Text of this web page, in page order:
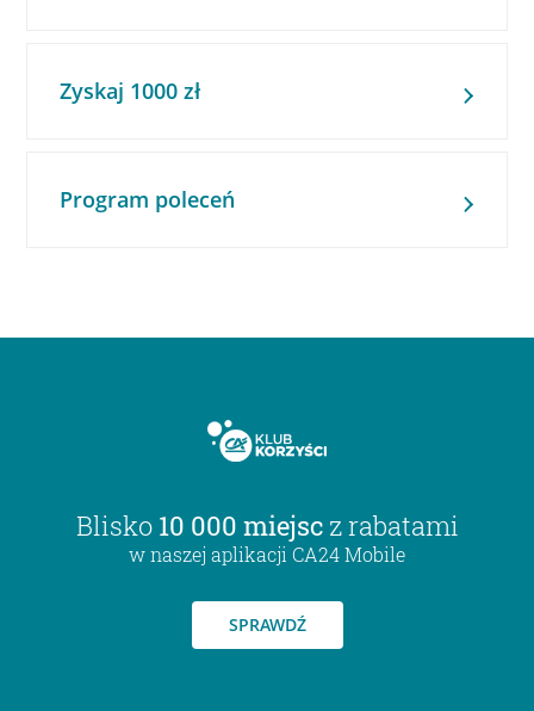
Zyskaj 1000 zł
Program poleceń
Blisko 10 000 miejsc z rabatami
w naszej aplikacji CA24 Mobile
SPRAWDŹ